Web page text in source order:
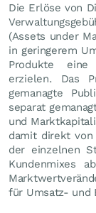
Die Erlöse von
(Assets under
in geringerem
Produkte eine
erzielen. Das
gemanagte
separat
und
damit direkt
der einzelnen
Kundenmixes
für Umsatz- und